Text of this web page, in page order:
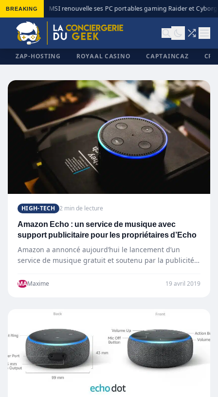
BREAKING MSI renouvelle ses PC portables gaming Raider et
ZAP-HOSTING ROYAAL CASINO CAPTAINCAZ
✕
HIGH-TECH 2 min de lecture
Amazon Echo : un service de musique avec
support publicitaire pour les propriétaires d’Echo
Amazon a annoncé aujourd’hui le lancement d’un
service de musique gratuit et soutenu par la publicité
MAMaxime 19 avril 2019